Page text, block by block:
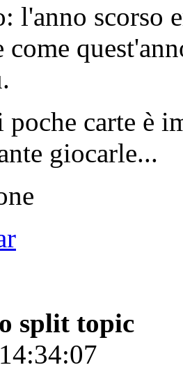
l'anno scorso
come
poche carte è
giocarle...
split topic